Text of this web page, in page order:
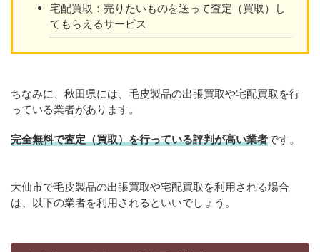
宅配買取：売りたいものを送って査定（買取）し
てもらえるサービス
ちなみに、秋田県には、毛皮製品の出張買取や宅配買取を行
っている業者があります。
完全無料で査定（買取）を行っている評判が高い業者です。
大仙市で毛皮製品の出張買取や宅配買取を利用される場合
は、以下の業者を利用されるといいでしょう。